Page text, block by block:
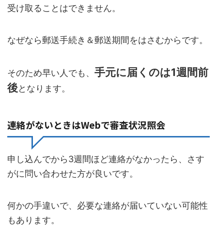
受け取ることはできません。
なぜなら郵送手続き＆郵送期間をはさむからです。
そのため早い人でも、 手元に届くのは1週間前
後となります。
連絡がないときはWebで審査状況照会
申し込んでから3週間ほど連絡がなかったら、さす
がに問い合わせた方が良いです。
何かの手違いで、必要な連絡が届いていない可能性
もあります。